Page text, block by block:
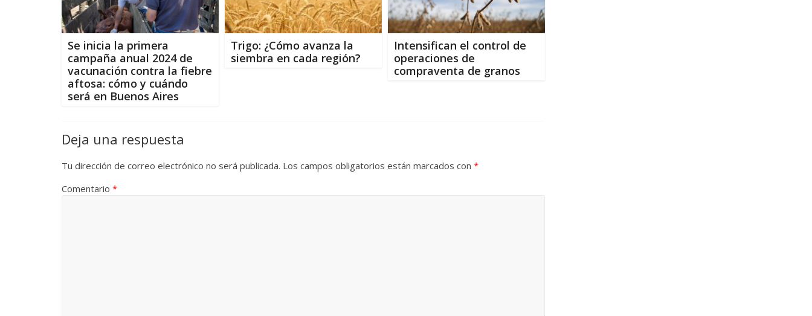
Se inicia la primera
campaña anual 2024 de
vacunación contra la fiebre
aftosa: cómo y cuándo
será en Buenos Aires
Trigo: ¿Cómo avanza la
siembra en cada región?
Intensifican el control de
operaciones de
compraventa de granos
Deja una respuesta
Tu dirección de correo electrónico no será publicada. Los campos obligatorios están marcados con *
Comentario *